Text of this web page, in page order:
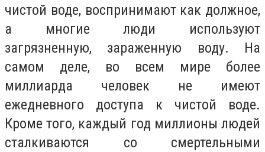
чистой воде, воспринимают как должное,
а многие люди используют
загрязненную, зараженную воду. На
самом деле, во всем мире более
миллиарда человек не имеют
ежедневного доступа к чистой воде.
Кроме того, каждый год миллионы людей
сталкиваются со смертельными